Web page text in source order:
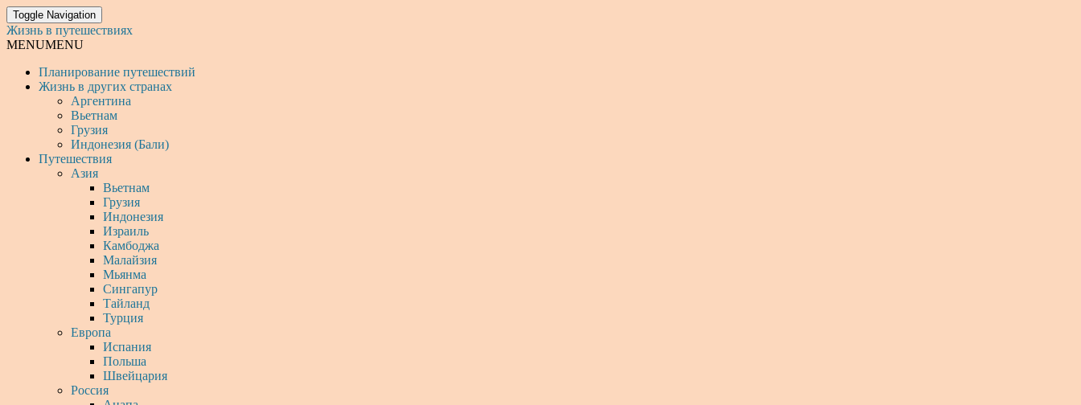
Toggle Navigation
Жизнь в путешествиях
MENUMENU
Планирование путешествий
Жизнь в других странах
Аргентина
Вьетнам
Грузия
Индонезия (Бали)
Путешествия
Азия
Вьетнам
Грузия
Индонезия
Израиль
Камбоджа
Малайзия
Мьянма
Сингапур
Тайланд
Турция
Европа
Испания
Польша
Швейцария
Россия